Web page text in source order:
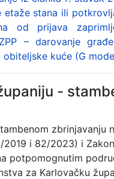
stana ili
od prijava
– darovanje
kuće (G
-
zbrinjavanju
2019 i 82/2023) i
potpomognutim
za Karlovačku